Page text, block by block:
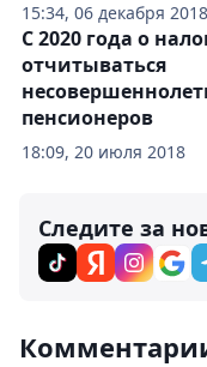
15:34, 06 декабря 2018
18:09, 20 июля 2018
С 2020 года о
отчитываться
пенсионеров
Следите за